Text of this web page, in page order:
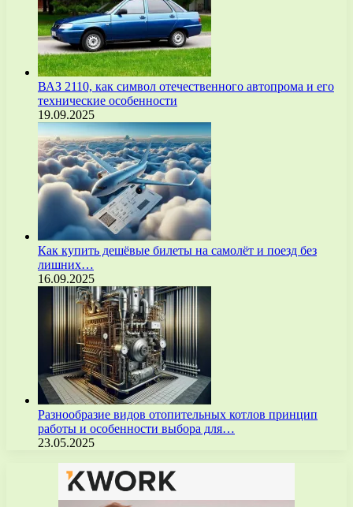
ВАЗ 2110, как символ отечественного автопрома и его
технические особенности
19.09.2025
Как купить дешёвые билеты на самолёт и поезд без
лишних…
16.09.2025
Разнообразие видов отопительных котлов принцип
работы и особенности выбора для…
23.05.2025